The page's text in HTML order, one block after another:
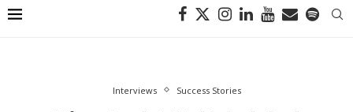
Interviews Success Stories